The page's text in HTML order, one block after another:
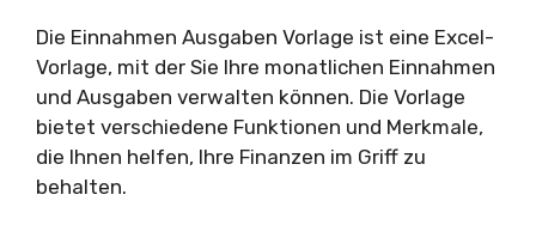
Die Einnahmen Ausgaben Vorlage ist eine Excel-
Vorlage, mit der Sie Ihre monatlichen Einnahmen
und Ausgaben verwalten können. Die Vorlage
bietet verschiedene Funktionen und Merkmale,
die Ihnen helfen, Ihre Finanzen im Griff zu
behalten.